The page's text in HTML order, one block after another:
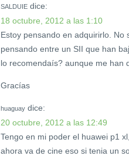
SALDUIE dice:
18 octubre, 2012 a las 1:10
Estoy pensando en adquirirlo.
pensando entre un SII que han
lo recomendaís? aunque me han
Gracías
huaguay dice:
20 octubre, 2012 a las 12:49
Tengo en mi poder el huawei p1
ahora va de cine eso si tenia un